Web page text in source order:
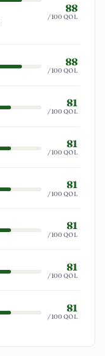
88
/100 QOL
88
/100 QOL
81
/100 QOL
81
/100 QOL
81
/100 QOL
81
/100 QOL
81
/100 QOL
81
/100 QOL